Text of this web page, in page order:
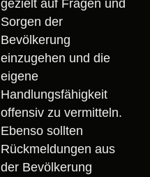
gezielt auf Fragen und
Sorgen der
Bevölkerung
einzugehen und die
eigene
Handlungsfähigkeit
offensiv zu vermitteln.
Ebenso sollten
Rückmeldungen aus
der Bevölkerung